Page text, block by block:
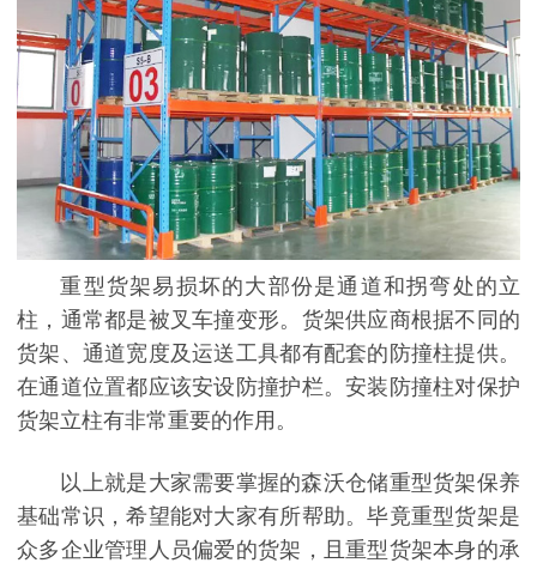
重型货架易损坏的大部份是通道和拐弯处的立
柱，通常都是被叉车撞变形。货架供应商根据不同的
货架、通道宽度及运送工具都有配套的防撞柱提供。
在通道位置都应该安设防撞护栏。安装防撞柱对保护
货架立柱有非常重要的作用。
以上就是大家需要掌握的森沃仓储重型货架保养
基础常识，希望能对大家有所帮助。毕竟重型货架是
众多企业管理人员偏爱的货架，且重型货架本身的承